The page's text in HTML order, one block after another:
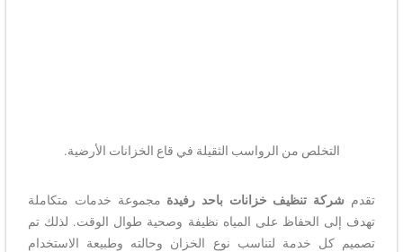
التخلص من الرواسب الثقيلة في قاع الخزانات الأرضية.
تقدم شركة تنظيف خزانات باحد رفيدة مجموعة خدمات متكاملة
تهدف إلى الحفاظ على المياه نظيفة وصحية طوال الوقت. لذلك تم
تصميم كل خدمة لتناسب نوع الخزان وحالته وطبيعة الاستخدام